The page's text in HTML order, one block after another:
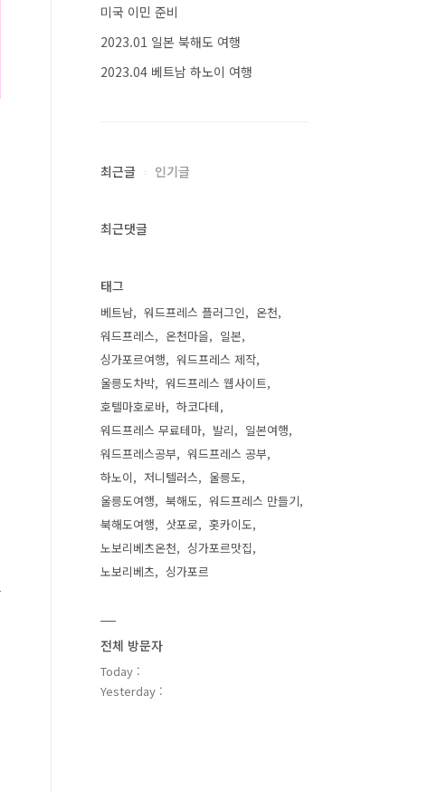
미국 이민 준비
2023.01 일본 북해도 여행
2023.04 베트남 하노이 여행
최근글 인기글
최근댓글
태그
베트남 워드프레스 플러그인
온천
워드프레스
온천마을
일본
싱가포르여행
워드프레스 제작
울릉도차박
워드프레스 웹사이트
호텔마호로바
하코다테
워드프레스 무료테마
발리
일본여행
워드프레스공부
워드프레스 공부
하노이
저니텔러스
울릉도
울릉도여행
북해도
워드프레스 만들기
북해도여행
삿포로
홋카이도
노보리베츠온천
싱가포르맛집
노보리베츠
싱가포르
전체 방문자
Today :
Yesterday :